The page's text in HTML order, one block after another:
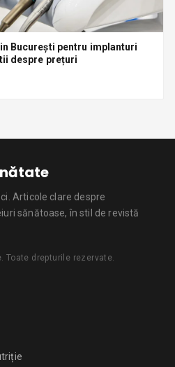
București pentru implanturi
despre prețuri
Articole clare despre
sănătoase, în stil de revistă
. Toate drepturile rezervate.